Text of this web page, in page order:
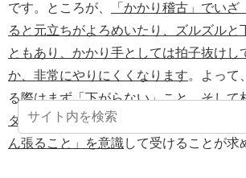
です。ところが、
「かかり稽古」でい
ると元立ちがよろめいたり、ズルズルと
ともあり、かかり手としては拍子抜けし
か、非常にやりにくくなります。よって
る際はまず「下がらない」こと、そして
タイミングを合わせて「左足をしっかり
ん張ること」を意識して受けることが求